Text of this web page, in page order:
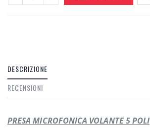
DESCRIZIONE
RECENSIONI
PRESA MICROFONICA VOLANTE 5 POLI